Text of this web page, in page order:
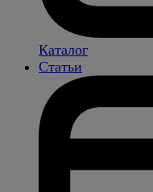
Каталог
Статьи